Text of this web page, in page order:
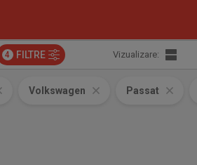
4 FILTRE Vizualizare:
Volkswagen Passat